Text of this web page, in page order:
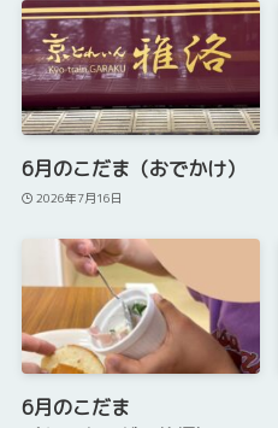
6月のこだま（おでかけ）
2026年7月16日
6月のこだま